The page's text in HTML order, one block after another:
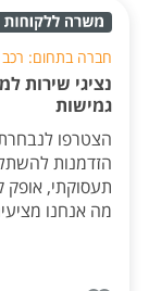
חברה בתחום: רכב
נציגי שירות
גמישות
הצטרפו לנבחרת
הזדמנות
תעסוקתי, אופק
מה אנחנו